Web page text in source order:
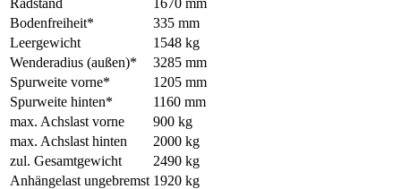
Bodenfreiheit*
335 mm
Leergewicht
1548 kg
Wenderadius (außen)*
3285 mm
Spurweite vorne*
1205 mm
Spurweite hinten*
1160 mm
max. Achslast vorne
900 kg
max. Achslast hinten
2000 kg
zul. Gesamtgewicht
2490 kg
Anhängelast ungebremst 1920 kg